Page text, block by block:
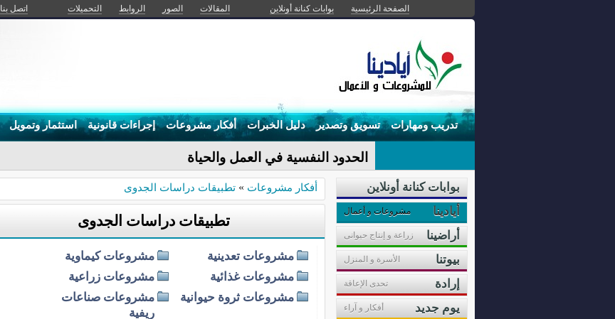
الصفحة الرئيسية بوابات كنانة أونلاين المقالات الصور الروابط التحميلات اتصل بنا
تدريب ومهارات تسويق وتصدير دليل الخبرات أفكار مشروعات إجراءات قانونية استثمار وتمويل
الحدود النفسية في العمل والحياة
أفكار مشروعات » تطبيقات دراسات الجدوى
تطبيقات دراسات الجدوى
مشروعات تعدينية
مشروعات كيماوية
مشروعات غذائية
مشروعات زراعية
مشروعات ثروة حيوانية
مشروعات صناعات
ريفية
بوابات كنانة أونلاين
أيادينا
مشروعات و أعمال
أراضينا زراعة و إنتاج حيوانى
بيوتنا الأسرة و المنزل
إرادة تحدى الإعاقة
يوم جديد أفكار و آراء